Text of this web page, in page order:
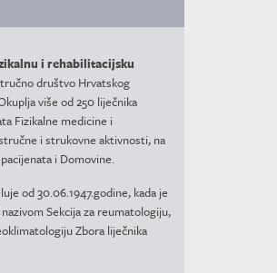
i rehabilitacijsku
društvo Hrvatskog
više od 250 liječnika
Fizikalne medicine i
i strukovne aktivnosti, na
i Domovine.
od 30.06.1947.godine, kada je
Sekcija za reumatologiju,
Zbora liječnika